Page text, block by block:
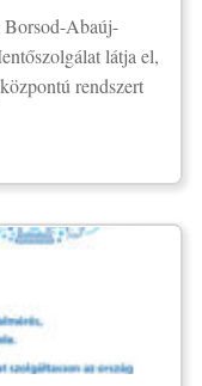
Borsod-Abaúj-
látja el,
rendszert